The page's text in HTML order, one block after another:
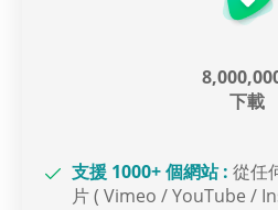
下載
支援 1000+ 個網站 : 從任
片 ( Vimeo / YouTube /